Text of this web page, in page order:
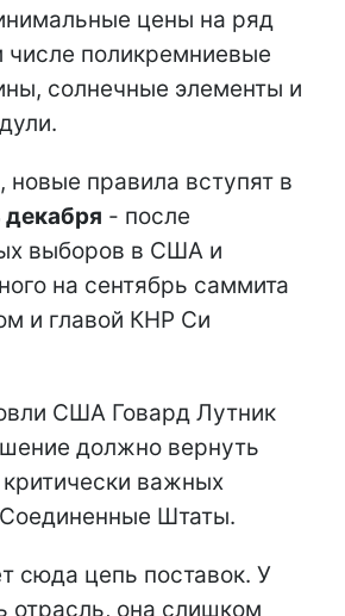
цены на ряд
числе поликремниевые
солнечные элементы и
правила вступят в
декабря - после
выборов в США и
на сентябрь саммита
и главой КНР Си
США Говард Лутник
должно вернуть
важных
Штаты.
сюда цепь поставок. У
отрасль, она слишком